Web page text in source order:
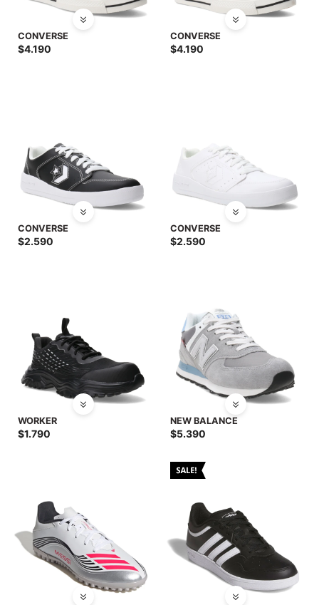
CONVERSE
$4.190
CONVERSE
$4.190
CONVERSE
$2.590
CONVERSE
$2.590
WORKER
$1.790
NEW BALANCE
$5.390